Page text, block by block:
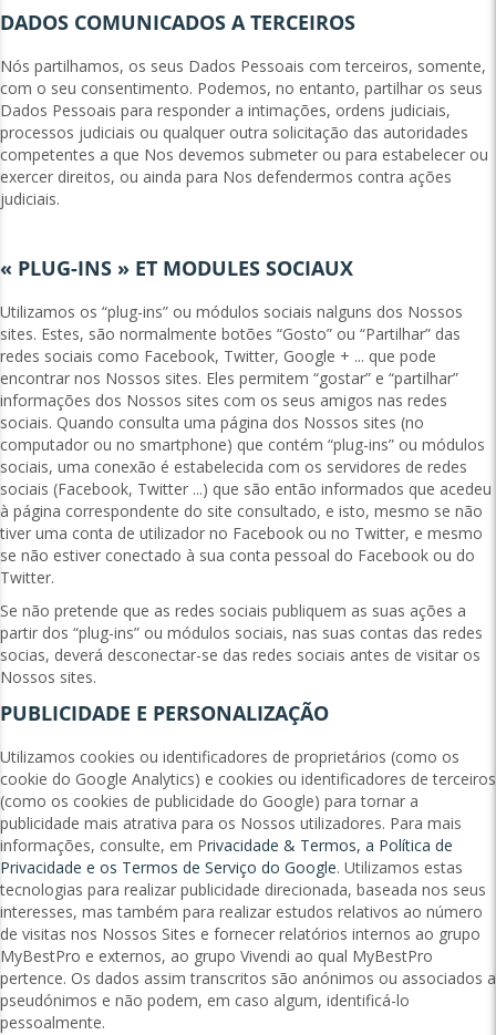
DADOS COMUNICADOS A TERCEIROS
Nós partilhamos, os seus Dados Pessoais com terceiros, somente,
com o seu consentimento. Podemos, no entanto, partilhar os seus
Dados Pessoais para responder a intimações, ordens judiciais,
processos judiciais ou qualquer outra solicitação das autoridades
competentes a que Nos devemos submeter ou para estabelecer ou
exercer direitos, ou ainda para Nos defendermos contra ações
judiciais.
« PLUG-INS » ET MODULES SOCIAUX
Utilizamos os “plug-ins” ou módulos sociais nalguns dos Nossos
sites. Estes, são normalmente botões “Gosto” ou “Partilhar” das
redes sociais como Facebook, Twitter, Google + ... que pode
encontrar nos Nossos sites. Eles permitem “gostar” e “partilhar”
informações dos Nossos sites com os seus amigos nas redes
sociais. Quando consulta uma página dos Nossos sites (no
computador ou no smartphone) que contém “plug-ins” ou módulos
sociais, uma conexão é estabelecida com os servidores de redes
sociais (Facebook, Twitter ...) que são então informados que acedeu
à página correspondente do site consultado, e isto, mesmo se não
tiver uma conta de utilizador no Facebook ou no Twitter, e mesmo
se não estiver conectado à sua conta pessoal do Facebook ou do
Twitter.
Se não pretende que as redes sociais publiquem as suas ações a
partir dos “plug-ins” ou módulos sociais, nas suas contas das redes
socias, deverá desconectar-se das redes sociais antes de visitar os
Nossos sites.
PUBLICIDADE E PERSONALIZAÇÃO
Utilizamos cookies ou identificadores de proprietários (como os
cookie do Google Analytics) e cookies ou identificadores de terceiros
(como os cookies de publicidade do Google) para tornar a
publicidade mais atrativa para os Nossos utilizadores. Para mais
informações, consulte, em Privacidade & Termos, a Política de
Privacidade e os Termos de Serviço do Google. Utilizamos estas
tecnologias para realizar publicidade direcionada, baseada nos seus
interesses, mas também para realizar estudos relativos ao número
de visitas nos Nossos Sites e fornecer relatórios internos ao grupo
MyBestPro e externos, ao grupo Vivendi ao qual MyBestPro
pertence. Os dados assim transcritos são anónimos ou associados a
pseudónimos e não podem, em caso algum, identificá-lo
pessoalmente.